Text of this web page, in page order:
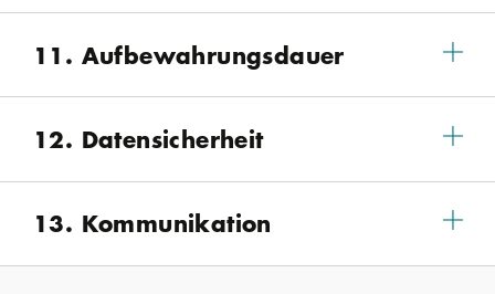
11. Aufbewahrungsdauer
12. Datensicherheit
13. Kommunikation